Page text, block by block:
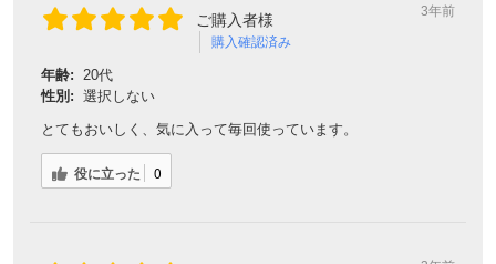
ご購入者様
購入確認済み
3年前
年齢:
20代
性別: 選択しない
とてもおいしく、気に入って毎回使っています。
役に立った 0